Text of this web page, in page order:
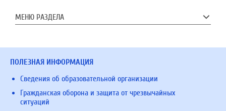
МЕНЮ РАЗДЕЛА
ПОЛЕЗНАЯ ИНФОРМАЦИЯ
Сведения об образовательной организации
Гражданская оборона и защита от чрезвычайных
ситуаций